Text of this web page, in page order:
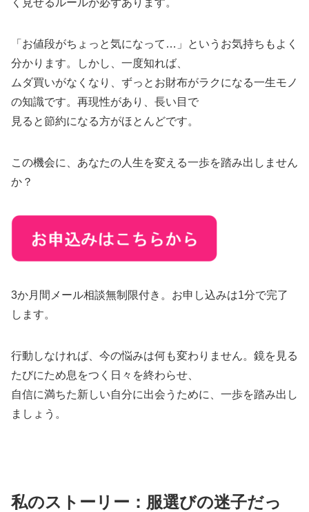
「お値段がちょっと気になって…」というお気持ちもよく
分かります。しかし、一度知れば、
ムダ買いがなくなり、ずっとお財布がラクになる一生モノ
の知識です。再現性があり、長い目で
見ると節約になる方がほとんどです。
この機会に、あなたの人生を変える一歩を踏み出しません
か？
3か月間メール相談無制限付き。お申し込みは1分で完了
します。
行動しなければ、今の悩みは何も変わりません。鏡を見る
たびにため息をつく日々を終わらせ、
自信に満ちた新しい自分に出会うために、一歩を踏み出し
ましょう。
私のストーリー：服選びの迷子だっ